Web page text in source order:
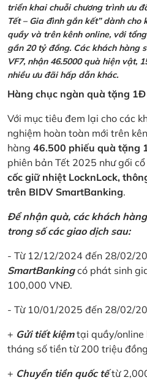
triển khai chuỗi chương trình ưu
Tết – Gia đình gắn kết” dành
quầy và trên kênh online, với
gần 20 tỷ đồng. Các khách hàng
VF7, nhận 46.5000 quà hiện vật,
nhiều ưu đãi hấp dẫn khác.
Hàng chục ngàn quà tặng
Với mục tiêu đem lại cho các
nghiệm hoàn toàn mới trên
hàng 46.500 phiếu quà tặng
phiên bản Tết 2025 như gối cổ
cốc giữ nhiệt LocknLock,
trên BIDV SmartBanking.
Để nhận quà, các khách
trong số các giao dịch sau:
- Từ 12/12/2024 đến 28/02/
SmartBankingcó phát sinh
100,000 VNĐ.
- Từ 10/01/2025 đến 28/02/
+ Gửi tiết kiệmtại quầy/online
tháng số tiền từ 200 triệu
+ Chuyển tiền quốc tếtừ